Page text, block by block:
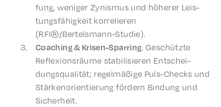
fung, weniger Zynis­mus und höher­er Leis­
tungs­fähigkeit korre­lieren
(RFI®/Bertelsmann-Studie).
Coach­ing & Krisen-Spar­ring. Geschützte
Reflex­ion­sräume stabil­isieren Entschei­
dungsqual­ität; regelmäßige Puls-Checks und
Stärkenori­en­tierung fördern Bindung und
Sicherheit.